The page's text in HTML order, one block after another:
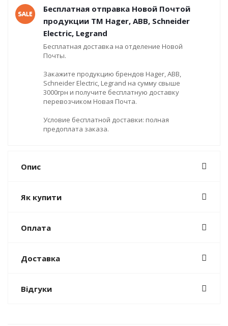
Бесплатная отправка Новой Почтой
продукции ТМ Hager, ABB, Schneider
Electric, Legrand
Бесплатная доставка на отделение Новой
Почты.
Закажите продукцию брендов Hager, ABB,
Schneider Electric, Legrand на сумму свыше
3000грн и получите бесплатную доставку
перевозчиком Новая Почта.
Условие бесплатной доставки: полная
предоплата заказа.
Опис
Як купити
Оплата
Доставка
Відгуки